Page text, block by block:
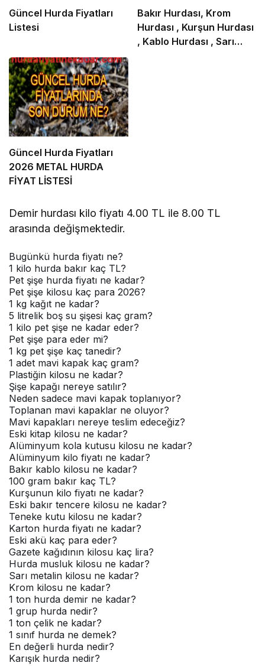
Güncel Hurda Fiyatları
Listesi
Bakır Hurdası, Krom
Hurdası , Kurşun Hurdası
, Kablo Hurdası , Sarı
Güncel Hurda Fiyatları
2026 METAL HURDA
FİYAT LİSTESİ
Demir hurdası kilo fiyatı 4.00 TL ile 8.00 TL
arasında değişmektedir.
Bugünkü hurda fiyatı ne?
1 kilo hurda bakır kaç TL?
Pet şişe hurda fiyatı ne kadar?
Pet şişe kilosu kaç para 2026?
1 kg kağıt ne kadar?
5 litrelik boş su şişesi kaç gram?
1 kilo pet şişe ne kadar eder?
Pet şişe para eder mi?
1 kg pet şişe kaç tanedir?
1 adet mavi kapak kaç gram?
Plastiğin kilosu ne kadar?
Şişe kapağı nereye satılır?
Neden sadece mavi kapak toplanıyor?
Toplanan mavi kapaklar ne oluyor?
Mavi kapakları nereye teslim edeceğiz?
Eski kitap kilosu ne kadar?
Alüminyum kola kutusu kilosu ne kadar?
Alüminyum kilo fiyatı ne kadar?
Bakır kablo kilosu ne kadar?
100 gram bakır kaç TL?
Kurşunun kilo fiyatı ne kadar?
Eski bakır tencere kilosu ne kadar?
Teneke kutu kilosu ne kadar?
Karton hurda fiyatı ne kadar?
Eski akü kaç para eder?
Gazete kağıdının kilosu kaç lira?
Hurda musluk kilosu ne kadar?
Sarı metalin kilosu ne kadar?
Krom kilosu ne kadar?
1 ton hurda demir ne kadar?
1 grup hurda nedir?
1 ton çelik ne kadar?
1 sınıf hurda ne demek?
En değerli hurda nedir?
Karışık hurda nedir?